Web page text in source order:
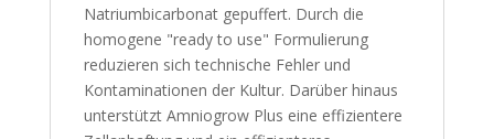
Natriumbicarbonat gepuffert. Durch die
homogene "ready to use" Formulierung
reduzieren sich technische Fehler und
Kontaminationen der Kultur. Darüber hinaus
unterstützt Amniogrow Plus eine effizientere